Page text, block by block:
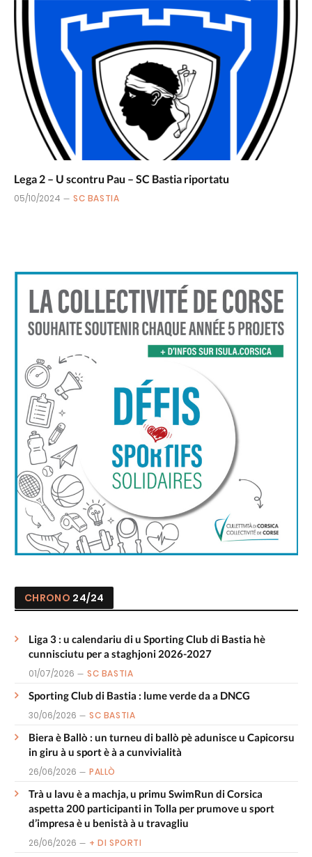
Lega 2 – U scontru Pau – SC Bastia riportatu
05/10/2024 SC BASTIA
CHRONO 24/24
Liga 3 : u calendariu di u Sporting Club di Bastia hè
cunnisciutu per a staghjoni 2026-2027
01/07/2026 SC BASTIA
Sporting Club di Bastia : lume verde da a DNCG
30/06/2026 SC BASTIA
Biera è Ballò : un turneu di ballò pè adunisce u Capicorsu
in giru à u sport è à a cunvivialità
26/06/2026 PALLÒ
Trà u lavu è a machja, u primu SwimRun di Corsica
aspetta 200 participanti in Tolla per prumove u sport
d’impresa è u benistà à u travagliu
26/06/2026 + DI SPORTI